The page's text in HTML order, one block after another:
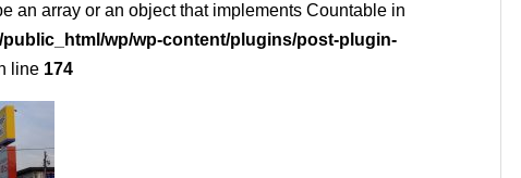
an array or an object that implements Countable in
wp/wp-content/plugins/post-plugin-
line 174